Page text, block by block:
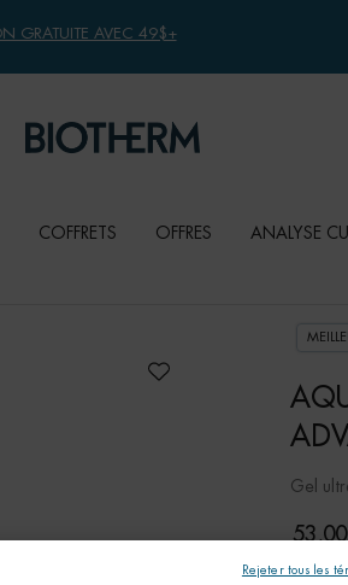
GRATUITE AVEC 49$+
COFFRETS OFFRES ANALYSE
Gel
Rejeter tous les